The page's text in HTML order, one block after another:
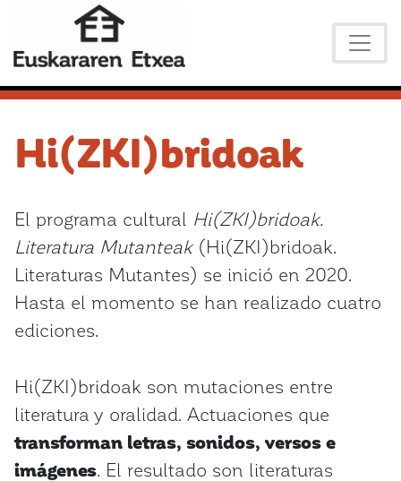
Hi(ZKI)bridoak
El programa cultural Hi(ZKI)bridoak.
Literatura Mutanteak(Hi(ZKI)bridoak.
Literaturas Mutantes) se inició en 2020.
Hasta el momento se han realizado cuatro
ediciones.
Hi(ZKI)bridoak son mutaciones entre
literatura y oralidad. Actuaciones que
transforman letras, sonidos, versos e
imágenes . El resultado son literaturas